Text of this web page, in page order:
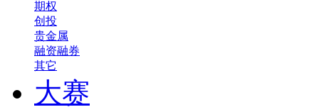
期权
创投
贵金属
融资融券
其它
大赛